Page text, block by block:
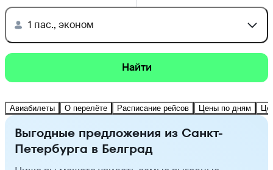
1 пас., эконом
Найти
Авиабилеты О перелёте Расписание рейсов Цены по дням
Выгодные предложения из Санкт-
Петербурга в Белград